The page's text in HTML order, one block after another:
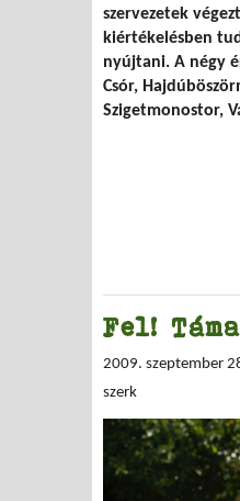
szervezetek
kiértékelésben
nyújtani. A négy
Csór,
Szigetmonostor,
Fel!
2009. szeptember
szerk